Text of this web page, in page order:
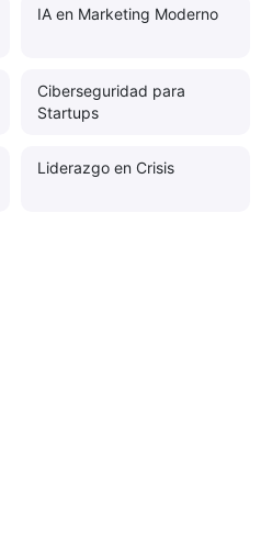
IA en Marketing Moderno
Ciberseguridad para
Startups
Liderazgo en Crisis